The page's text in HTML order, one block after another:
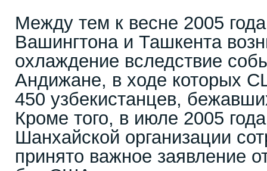
Между тем к весне 2005
Вашингтона и Ташкента
охлаждение вследствие
Андижане, в ходе которых
450 узбекистанцев,
Кроме того, в июле 2005
Шанхайской организации
принято важное заявление